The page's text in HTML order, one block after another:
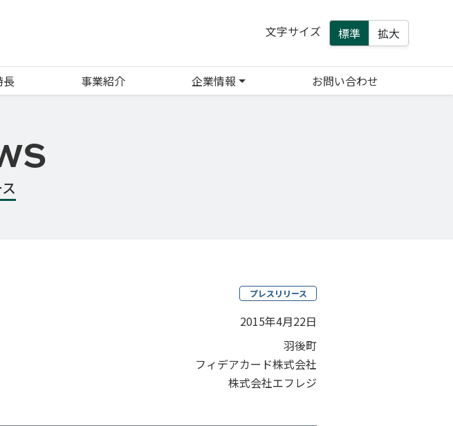
文字サイズ 標準 拡大
長 事業紹介 企業情報 お問い合わせ
プレスリリース
2015年4月22日
羽後町
フィデアカード株式会社
株式会社エフレジ